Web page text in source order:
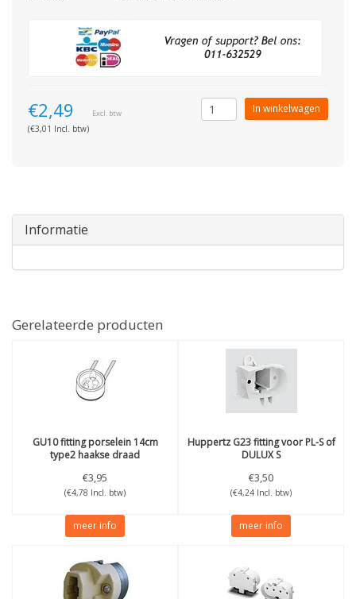
€2,49 Excl. btw
(€3,01 Incl. btw)
In winkelwagen
Informatie
Gerelateerde producten
GU10 fitting porselein 14cm
type2 haakse draad
€3,95
(€4,78 Incl. btw)
meer info
HuppertzG23 fitting voor PL-S of
DULUX S
€3,50
(€4,24 Incl. btw)
meer info